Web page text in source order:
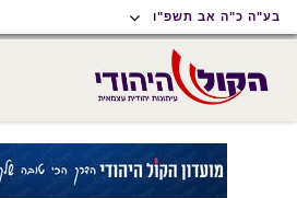
תפריט
נגישות
תפריט
ראשי
תוכן
ראשי
בע"ה כ"ה אב תשפ"ו